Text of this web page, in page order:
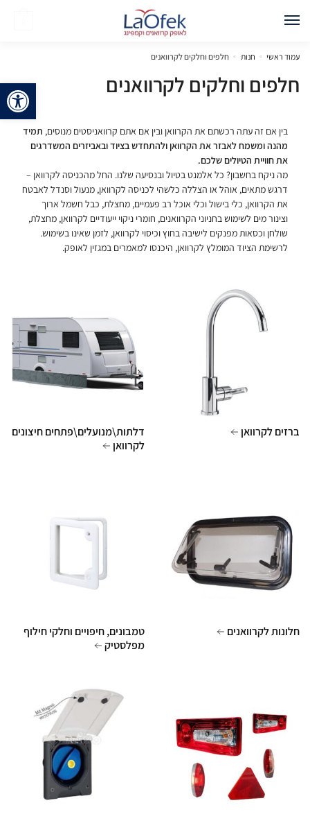
עמוד ראשי » חנות » חלפים וחלקים לקרוואנים
חלפים וחלקים לקרוואנים
בין אם זה עתה רכשתם את הקרוואן ובין אם אתם קרוואניסטים מנוסים, תמיד
מהנה ומשמח לאבזר את הקרוואן ולהתחדש בציוד ובאביזרים המשדרגים
את חוויית הטיולים שלכם.
מה ניקח בחשבון? כל אלמנט בטיול ובנסיעה שלנו. החל מהכניסה לקרוואן –
דרגש מתאים, אוהל או הצללה כלשהי לכניסה לקרוואן, מנעול וסנדל לאבטח
את הקרוואן, כלי בישול וכלי אוכל רב פעמיים, מחצלת, כבל חשמל ארוך
וצינור מים לשימוש בחניוני הקרוואנים, חומרי ניקוי ייעודיים לקרוואן, מחצלת,
שולחן וכסאות מפנקים לישיבה בחוץ וכיסוי לקרוואן, לזמן שאינו בשימוש.
לרשימת הציוד המומלץ לקרוואן, היכנסו למאמרים במגזין לאופק.
ברזים לקרוואן
דלתות\מנועלים\פתחים חיצונים
לקרוואן
חלונות לקרוואנים
טמבונים, חיפויים וחלקי חילוף
מפלסטיק